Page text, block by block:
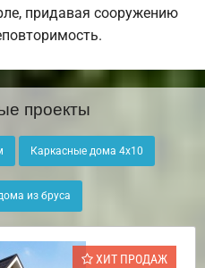
придавая сооружению
проекты
Каркасные дома 4х10
из бруса
ХИТ ПРОДАЖ